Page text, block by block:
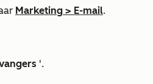
Marketing > E-mail.
'.